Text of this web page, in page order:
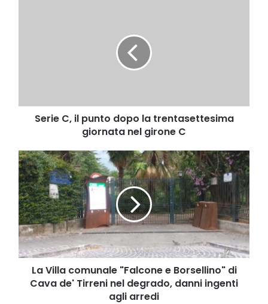
nel
girone
Serie C, il punto dopo la trentasettesima
giornata nel girone C
La
Villa
comunale
"Falcone
e
Borsellino"
di
Cava
de'
Tirreni
nel
La Villa comunale "Falcone e Borsellino" di
Cava de' Tirreni nel degrado, danni ingenti
agli arredi